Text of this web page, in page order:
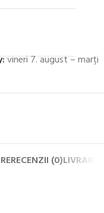
vineri 7. august – marți
RECENZII (0)LIVRARE